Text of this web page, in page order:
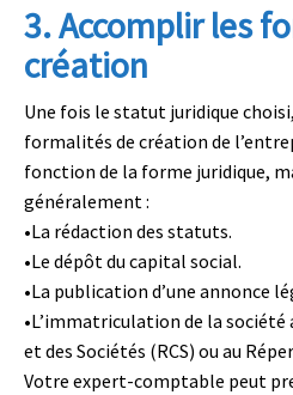
3. Accomplir les
création
Une fois le statut juridique
formalités de création de
fonction de la forme juridique,
généralement :
•La rédaction des statuts.
•Le dépôt du capital social.
•La publication d’une annonce
•L’immatriculation de la société
et des Sociétés (RCS) ou au
Votre expert-comptable peut